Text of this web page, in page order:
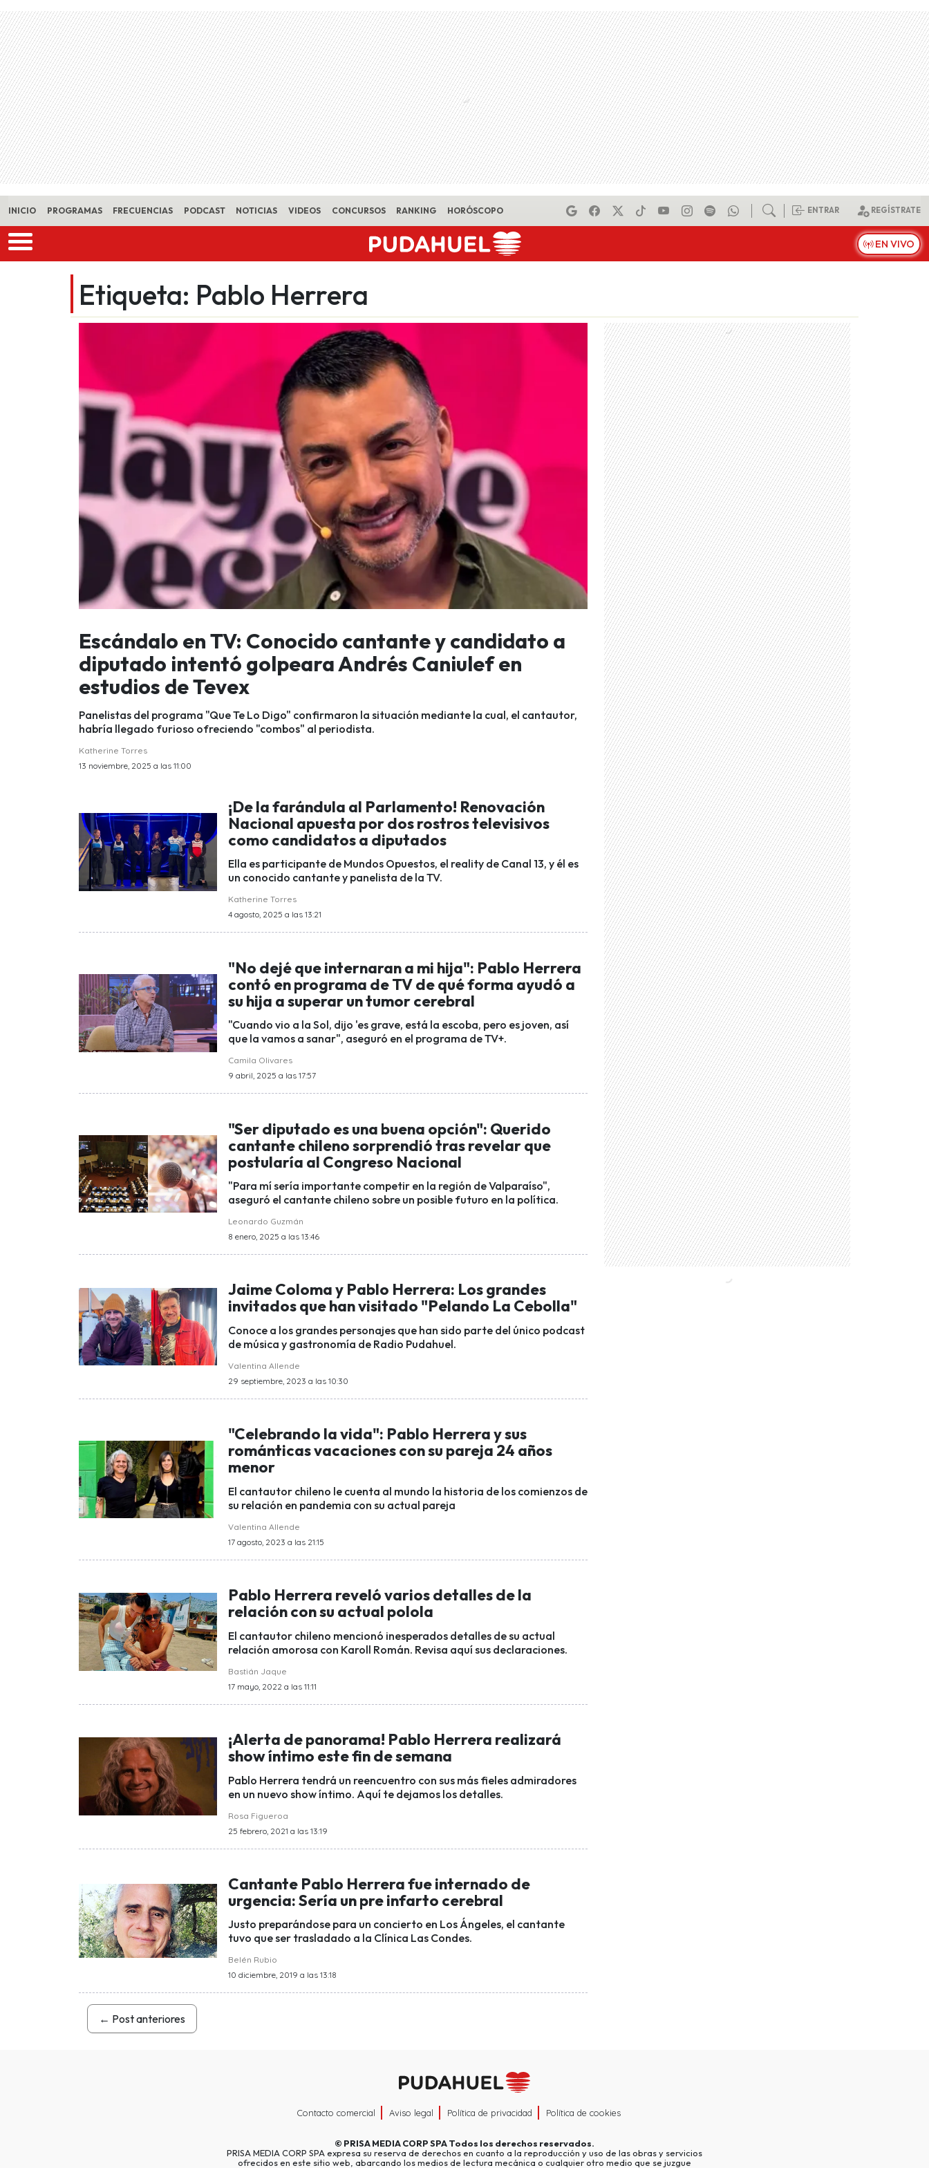
Skip to main content
INICIO PROGRAMAS FRECUENCIAS PODCAST NOTICIAS VIDEOS CONCURSOS RANKING HORÓSCOPO ENTRAR REGÍSTRATE
EN VIVO
Etiqueta: Pablo Herrera
Escándalo en TV: Conocido cantante y candidato a
diputado intentó golpeara Andrés Caniulef en
estudios de Tevex
Panelistas del programa "Que Te Lo Digo" confirmaron la situación mediante la cual, el cantautor,
habría llegado furioso ofreciendo "combos" al periodista.
Katherine Torres
13 noviembre, 2025 a las 11:00
¡De la farándula al Parlamento! Renovación
Nacional apuesta por dos rostros televisivos
como candidatos a diputados
Ella es participante de Mundos Opuestos, el reality de Canal 13, y él es
un conocido cantante y panelista de la TV.
Katherine Torres
4 agosto, 2025 a las 13:21
"No dejé que internaran a mi hija": Pablo Herrera
contó en programa de TV de qué forma ayudó a
su hija a superar un tumor cerebral
"Cuando vio a la Sol, dijo 'es grave, está la escoba, pero es joven, así
que la vamos a sanar", aseguró en el programa de TV+.
Camila Olivares
9 abril, 2025 a las 17:57
"Ser diputado es una buena opción": Querido
cantante chileno sorprendió tras revelar que
postularía al Congreso Nacional
"Para mí sería importante competir en la región de Valparaíso",
aseguró el cantante chileno sobre un posible futuro en la política.
Leonardo Guzmán
8 enero, 2025 a las 13:46
Jaime Coloma y Pablo Herrera: Los grandes
invitados que han visitado "Pelando La Cebolla"
Conoce a los grandes personajes que han sido parte del único podcast
de música y gastronomía de Radio Pudahuel.
Valentina Allende
29 septiembre, 2023 a las 10:30
"Celebrando la vida": Pablo Herrera y sus
románticas vacaciones con su pareja 24 años
menor
El cantautor chileno le cuenta al mundo la historia de los comienzos de
su relación en pandemia con su actual pareja
Valentina Allende
17 agosto, 2023 a las 21:15
Pablo Herrera reveló varios detalles de la
relación con su actual polola
El cantautor chileno mencionó inesperados detalles de su actual
relación amorosa con Karoll Román. Revisa aquí sus declaraciones.
Bastián Jaque
17 mayo, 2022 a las 11:11
¡Alerta de panorama! Pablo Herrera realizará
show íntimo este fin de semana
Pablo Herrera tendrá un reencuentro con sus más fieles admiradores
en un nuevo show íntimo. Aquí te dejamos los detalles.
Rosa Figueroa
25 febrero, 2021 a las 13:19
Cantante Pablo Herrera fue internado de
urgencia: Sería un pre infarto cerebral
Justo preparándose para un concierto en Los Ángeles, el cantante
tuvo que ser trasladado a la Clínica Las Condes.
Belén Rubio
10 diciembre, 2019 a las 13:18
← Post anteriores
Contacto comercial Aviso legal Política de privacidad Política de cookies
© PRISA MEDIA CORP SPATodos los derechos reservados.
PRISA MEDIA CORP SPA expresa su reserva de derechos en cuanto a la reproducción y uso de las obras y servicios
ofrecidos en este sitio web, abarcando los medios de lectura mecánica o cualquier otro medio que se juzgue